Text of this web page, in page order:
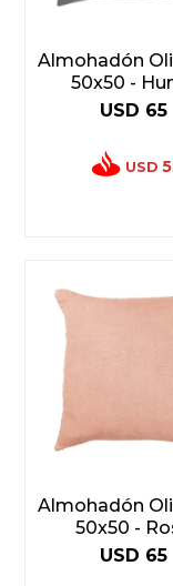
Almohadón
50x50 -
USD 65
USD
Almohadón
50x50 -
USD 65